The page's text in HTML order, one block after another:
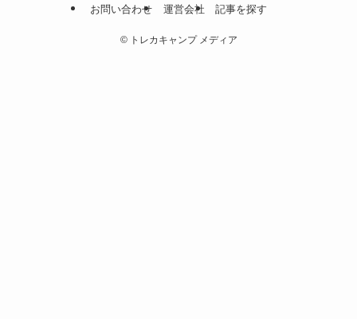
お問い合わせ 運営会社 記事を探す
©トレカキャンプ メディア